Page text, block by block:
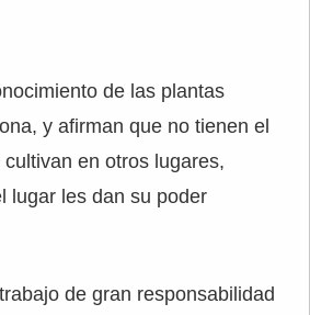
de las plantas
y afirman que no tienen el
en otros lugares,
lugar les dan su poder
de gran responsabilidad